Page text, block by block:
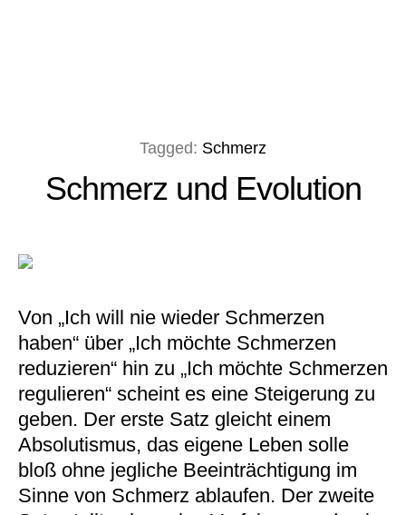
Tagged: Schmerz
Schmerz und Evolution
Von „Ich will nie wieder Schmerzen
haben“ über „Ich möchte Schmerzen
reduzieren“ hin zu „Ich möchte Schmerzen
regulieren“ scheint es eine Steigerung zu
geben. Der erste Satz gleicht einem
Absolutismus, das eigene Leben solle
bloß ohne jegliche Beeinträchtigung im
Sinne von Schmerz ablaufen. Der zweite